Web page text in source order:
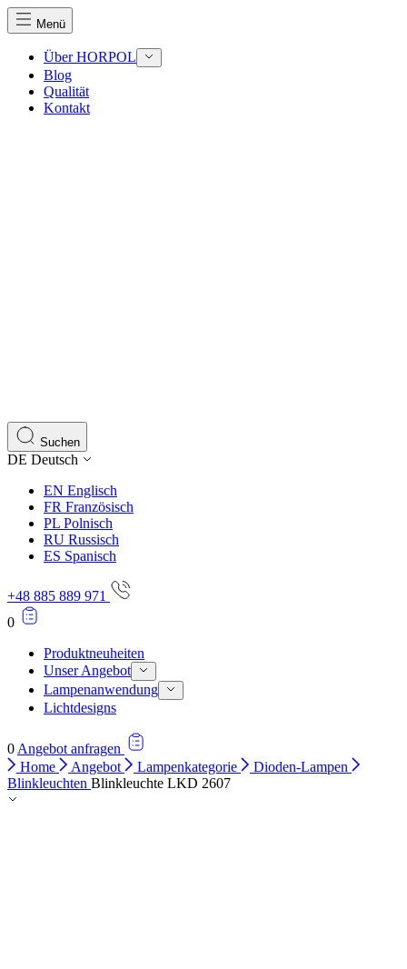
Menü
Über HORPOL
Blog
Qualität
Kontakt
Suchen
DE Deutsch
EN Englisch
FR Französisch
PL Polnisch
RU Russisch
ES Spanisch
+48 885 889 971
0
Produktneuheiten
Unser Angebot
Lampenanwendung
Lichtdesigns
0 Angebot anfragen
Home
Angebot Lampenkategorie
Dioden-Lampen
Blinkleuchten Blinkleuchte LKD 2607